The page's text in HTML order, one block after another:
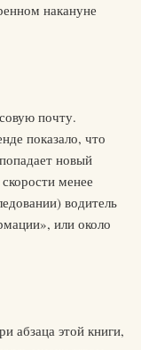
накануне
почту.
показало, что
новый
менее
водитель
или около
абзаца этой книги,